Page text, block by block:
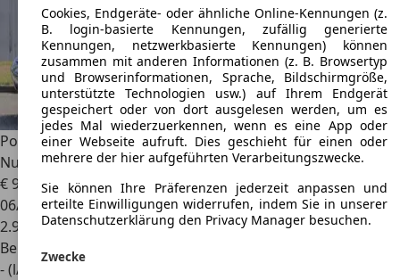
Porsche 356B, Coupé, Wertgutachten Zustand 1, Matching
Number
€ 95.000
06/1962
2.900 km
Benzin
- (l/100 km)
Cookies, Endgeräte- oder ähnliche Online-Kennungen (z.
B. login-basierte Kennungen, zufällig generierte
Kennungen, netzwerkbasierte Kennungen) können
zusammen mit anderen Informationen (z. B. Browsertyp
und Browserinformationen, Sprache, Bildschirmgröße,
unterstützte Technologien usw.) auf Ihrem Endgerät
gespeichert oder von dort ausgelesen werden, um es
jedes Mal wiederzuerkennen, wenn es eine App oder
einer Webseite aufruft. Dies geschieht für einen oder
mehrere der hier aufgeführten Verarbeitungszwecke.
Sie können Ihre Präferenzen jederzeit anpassen und
erteilte Einwilligungen widerrufen, indem Sie in unserer
Datenschutzerklärung den Privacy Manager besuchen.
Zwecke